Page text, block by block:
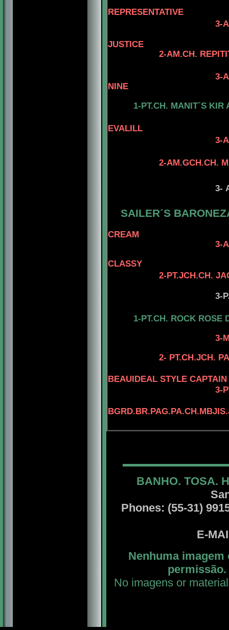
REPRESENTATIVE
3-
JUSTICE
2-AM.CH.
3-AM.CH.
NINE
1-PT.CH. MANIT´S
EVALILL
3-
2-AM.GCH.CH.
3-
SAILER´S
CREAM
3-AM.CH.
CLASSY
2-PT.JCH.CH.
3-
1-PT.CH. ROCK ROSE
3-
2- PT.CH.JCH.
BEAUIDEAL STYLE
3-
BANHO. TOSA.
Phones: (55-31)
E-
Nenhuma
No imagens or